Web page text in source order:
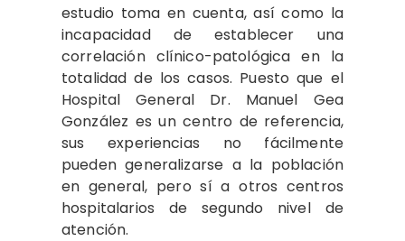
estudio toma en cuenta, así como la
incapacidad de establecer una
correlación clínico-patológica en la
totalidad de los casos. Puesto que el
Hospital General Dr. Manuel Gea
González es un centro de referencia,
sus experiencias no fácilmente
pueden generalizarse a la población
en general, pero sí a otros centros
hospitalarios de segundo nivel de
atención.